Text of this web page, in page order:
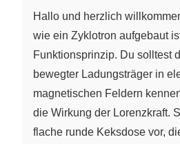
Hallo und herzlich
wie ein Zyklotron aufgebaut
Funktionsprinzip. Du solltest
bewegter Ladungsträger in
magnetischen Feldern
die Wirkung der Lorenzkraft.
flache runde Keksdose vor,